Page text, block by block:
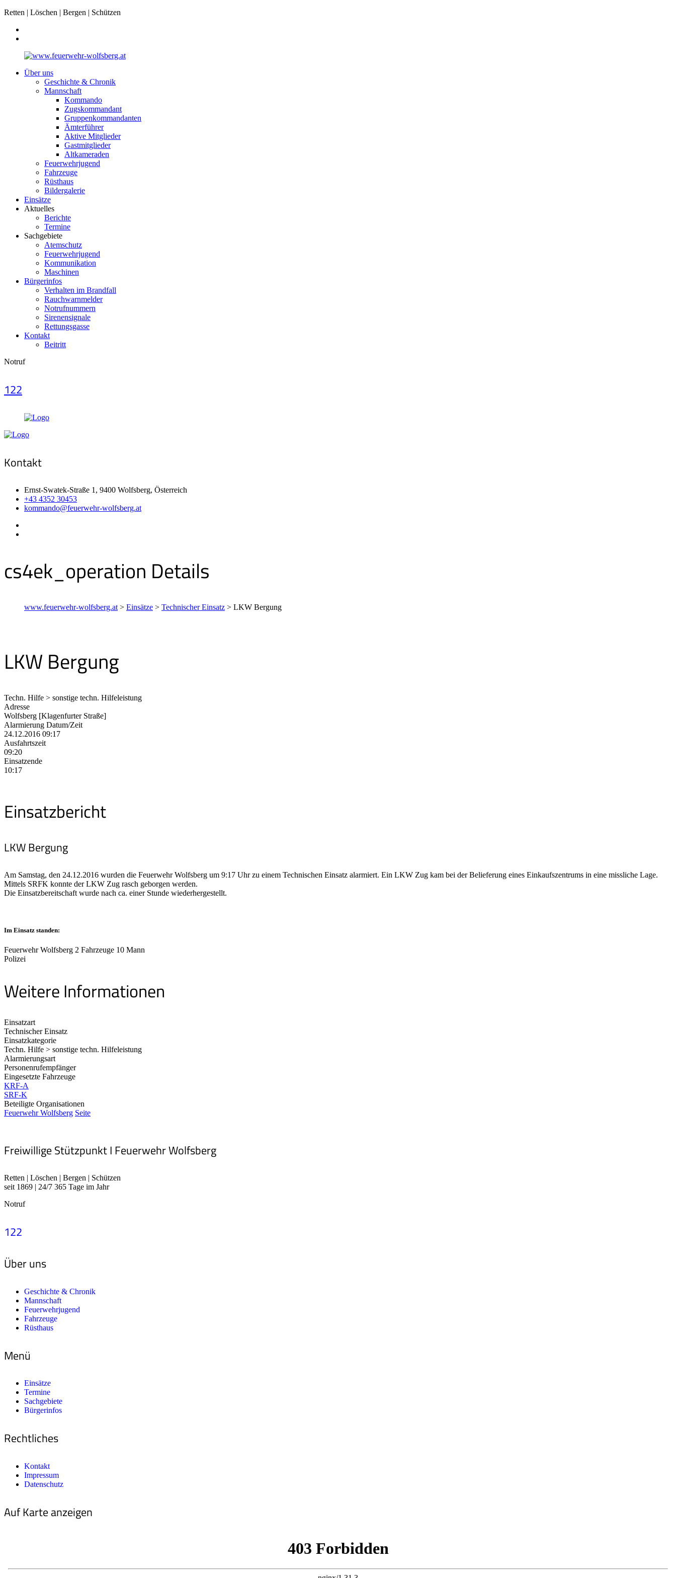
Retten | Löschen | Bergen | Schützen
Über uns
Geschichte & Chronik
Mannschaft
Kommando
Zugskommandant
Gruppenkommandanten
Ämterführer
Aktive Mitglieder
Gastmitglieder
Altkameraden
Feuerwehrjugend
Fahrzeuge
Rüsthaus
Bildergalerie
Einsätze
Aktuelles
Berichte
Termine
Sachgebiete
Atemschutz
Feuerwehrjugend
Kommunikation
Maschinen
Bürgerinfos
Verhalten im Brandfall
Rauchwarnmelder
Notrufnummern
Sirenensignale
Rettungsgasse
Kontakt
Beitritt
Notruf
122
Kontakt
Ernst-Swatek-Straße 1, 9400 Wolfsberg, Österreich
+43 4352 30453
kommando@feuerwehr-wolfsberg.at
cs4ek_operation Details
www.feuerwehr-wolfsberg.at > Einsätze > Technischer Einsatz > LKW Bergung
LKW Bergung
Techn. Hilfe > sonstige techn. Hilfeleistung
Adresse
Wolfsberg [Klagenfurter Straße]
Alarmierung Datum/Zeit
24.12.2016 09:17
Ausfahrtszeit
09:20
Einsatzende
10:17
Einsatzbericht
LKW Bergung
Am Samstag, den 24.12.2016 wurden die Feuerwehr Wolfsberg um 9:17 Uhr zu einem Technischen Einsatz alarmiert. Ein LKW Zug kam bei der Belieferung eines Einkaufszentrums in eine missliche Lage.
Mittels SRFK konnte der LKW Zug rasch geborgen werden.
Die Einsatzbereitschaft wurde nach ca. einer Stunde wiederhergestellt.
Im Einsatz standen:
Feuerwehr Wolfsberg 2 Fahrzeuge 10 Mann
Polizei
Weitere Informationen
Einsatzart
Technischer Einsatz
Einsatzkategorie
Techn. Hilfe > sonstige techn. Hilfeleistung
Alarmierungsart
Personenrufempfänger
Eingesetzte Fahrzeuge
KRF-A
SRF-K
Beteiligte Organisationen
Feuerwehr Wolfsberg Seite
Freiwillige Stützpunkt I Feuerwehr Wolfsberg
Retten | Löschen | Bergen | Schützen
seit 1869 | 24/7 365 Tage im Jahr
Notruf
122
Über uns
Geschichte & Chronik
Mannschaft
Feuerwehrjugend
Fahrzeuge
Rüsthaus
Menü
Einsätze
Termine
Sachgebiete
Bürgerinfos
Rechtliches
Kontakt
Impressum
Datenschutz
Auf Karte anzeigen